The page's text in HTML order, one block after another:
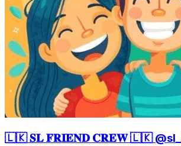
🇱🇰 𝐒𝐋 𝐅𝐑𝐈𝐄𝐍𝐃 𝐂𝐑𝐄𝐖 🇱🇰